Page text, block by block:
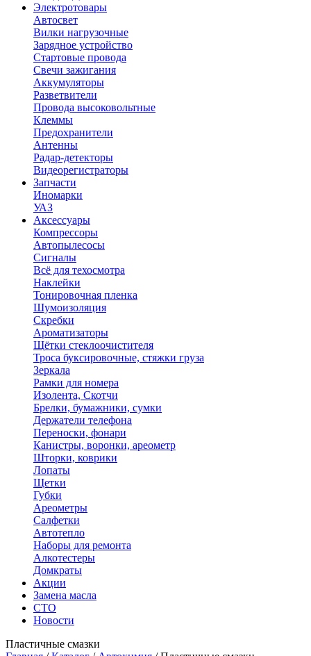
Электротовары
Автосвет
Вилки нагрузочные
Зарядное устройство
Стартовые провода
Свечи зажигания
Аккумуляторы
Разветвители
Провода высоковольтные
Клеммы
Предохранители
Антенны
Радар-детекторы
Видеорегистраторы
Запчасти
Иномарки
УАЗ
Аксесcуары
Компрессоры
Автопылесосы
Сигналы
Всё для техосмотра
Наклейки
Тонировочная пленка
Шумоизоляция
Скребки
Ароматизаторы
Щётки стеклоочистителя
Троса буксировочные, стяжки груза
Зеркала
Рамки для номера
Изолента, Скотчи
Брелки, бумажники, сумки
Держатели телефона
Переноски, фонари
Канистры, воронки, ареометр
Шторки, коврики
Лопаты
Щетки
Губки
Ареометры
Салфетки
Автотепло
Наборы для ремонта
Алкотестеры
Домкраты
Акции
Замена масла
СТО
Новости
Пластичные смазки